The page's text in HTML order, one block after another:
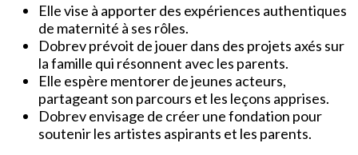
Elle vise à apporter des expériences authentiques
de maternité à ses rôles.
Dobrev prévoit de jouer dans des projets axés sur
la famille qui résonnent avec les parents.
Elle espère mentorer de jeunes acteurs,
partageant son parcours et les leçons apprises.
Dobrev envisage de créer une fondation pour
soutenir les artistes aspirants et les parents.